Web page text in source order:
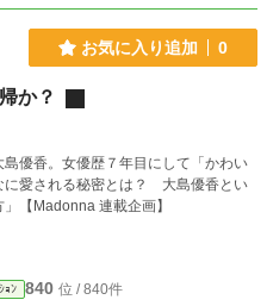
お気に入り追加 0
か？
優香。女優歴７年目にして「かわい
に愛される秘密とは？ 大島優香とい
【Madonna 連載企画】
ｮﾝ 840 位 / 840件